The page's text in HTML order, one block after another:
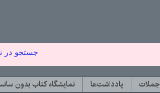
جملات یادداشت‌ها نمایشگاه کتاب بدون سانسور